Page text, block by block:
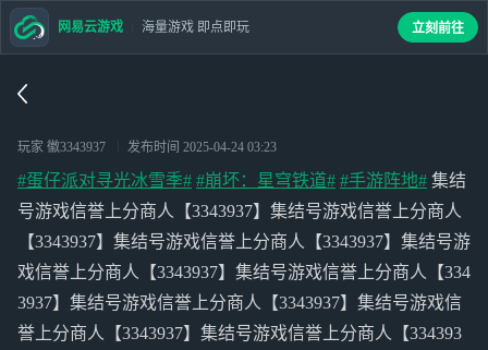
玩家 徽3343937 发布时间 2025-04-24 03:23
#蛋仔派对寻光冰雪季# #崩坏：星穹铁道# #手游阵地# 集结
号游戏信誉上分商人【3343937】集结号游戏信誉上分商人
【3343937】集结号游戏信誉上分商人【3343937】集结号游
戏信誉上分商人【3343937】集结号游戏信誉上分商人【334
3937】集结号游戏信誉上分商人【3343937】集结号游戏信
誉上分商人【3343937】集结号游戏信誉上分商人【334393
网易云游戏 海量游戏 即点即玩 立刻前往